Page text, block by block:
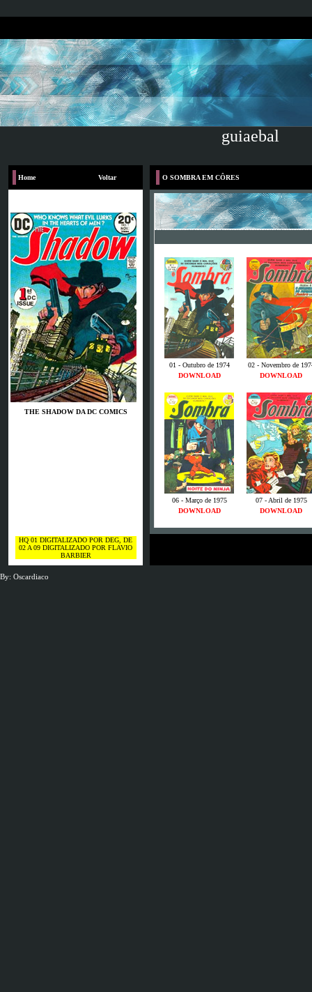
guiaebal
Home Voltar
THE SHADOW DA DC COMICS
HQ 01 DIGITALIZADO POR DEG, DE
02 A 09 DIGITALIZADO POR FLAVIO
BARBIER
O SOMBRA EM CÔRES
01 - Outubro de 1974
02 - Novembro de
DOWNLOAD
DOWNLOAD
06 - Março de 1975
07 - Abril de 1975
DOWNLOAD
DOWNLOAD
By: Oscardiaco